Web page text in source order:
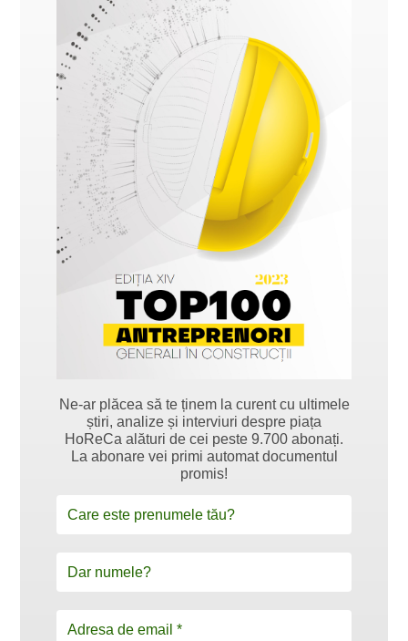
Ne-ar plăcea să te ținem la curent cu ultimele
știri, analize și interviuri despre piața
HoReCa alături de cei peste 9.700 abonați.
La abonare vei primi automat documentul
promis!